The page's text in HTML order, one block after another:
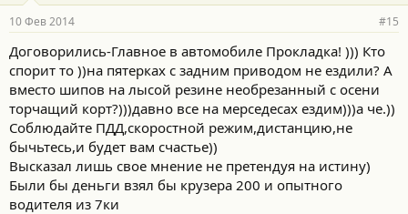
10 Фев 2014 #15
Договорились-Главное в автомобиле Прокладка! ))) Кто
спорит то ))на пятерках с задним приводом не ездили? А
вместо шипов на лысой резине необрезанный с осени
торчащий корт?)))давно все на мерседесах ездим)))а че.))
Соблюдайте ПДД,скоростной режим,дистанцию,не
бычьтесь,и будет вам счастье))
Высказал лишь свое мнение не претендуя на истину)
Были бы деньги взял бы крузера 200 и опытного
водителя из 7ки